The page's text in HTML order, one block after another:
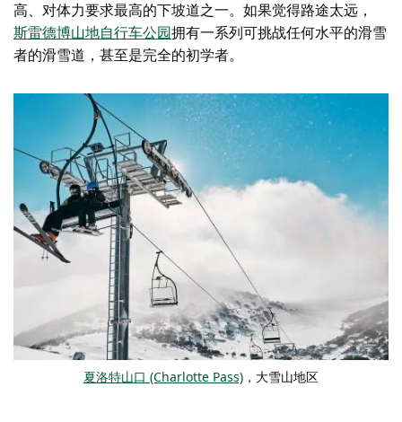
高、对体力要求最高的下坡道之一。如果觉得路途太远，
斯雷德博山地自行车公园拥有一系列可挑战任何水平的滑雪
者的滑雪道，甚至是完全的初学者。
夏洛特山口 (Charlotte Pass) ，大雪山地区